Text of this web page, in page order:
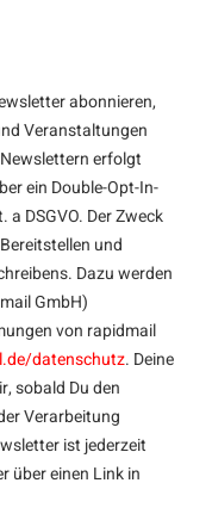
abonnieren,
Veranstaltungen
erfolgt
ein Double-Opt-In-
DSGVO. Der Zweck
und
Dazu werden
GmbH)
von rapidmail
datenschutz. Deine
sobald Du den
Verarbeitung
ist jederzeit
über einen Link in